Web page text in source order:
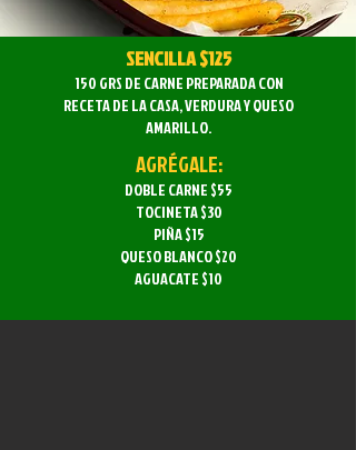
SENCILLA $125
150 GRS DE CARNE PREPARADA CON
RECETA DE LA CASA, VERDURA Y QUESO
AMARILLO.
AGRÉGALE:
DOBLE CARNE $55
TOCINETA $30
PIÑA $15
QUESO BLANCO $20
AGUACATE $10